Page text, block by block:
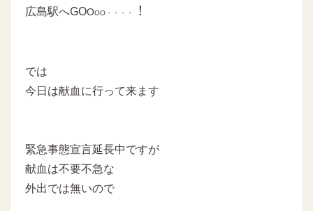
広島駅へGOOOO・・・・ ！
では
今日は献血に行って来ます
緊急事態宣言延長中ですが
献血は不要不急な
外出では無いので